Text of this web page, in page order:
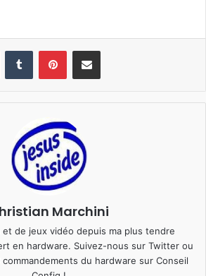
Tumblr PinterestPargater via Email
Marchini
et de jeux vidéo depuis ma plus tendre
en hardware. Suivez-nous sur Twitter ou
commandements du hardware sur Conseil